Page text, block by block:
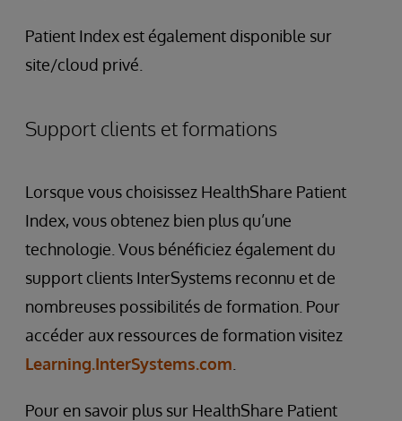
Patient Index est également disponible sur
site/cloud privé.
Support clients et formations
Lorsque vous choisissez HealthShare Patient
Index, vous obtenez bien plus qu’une
technologie. Vous bénéficiez également du
support clients InterSystems reconnu et de
nombreuses possibilités de formation. Pour
accéder aux ressources de formation visitez
Learning.InterSystems.com
Pour en savoir plus sur HealthShare Patient